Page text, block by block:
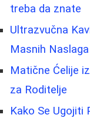
treba da znate
Ultrazvučna
Masnih
Matične Ćelije
za Roditelje
Kako Se Ugojiti